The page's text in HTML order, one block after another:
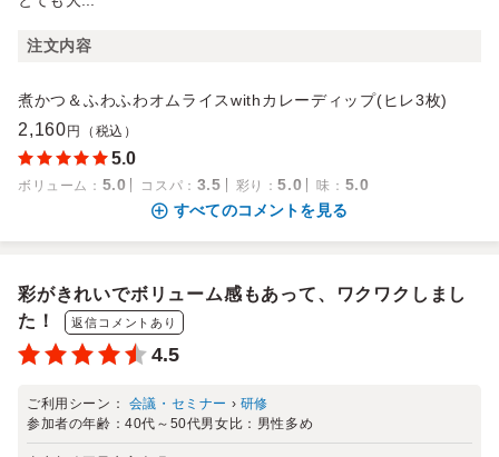
注文内容
煮かつ＆ふわふわオムライスwithカレーディップ(ヒレ3枚)
2,160 円（税込）
5.0
ボリューム ： 5.0 コスパ ： 3.5 彩り ：5.0 味 ： 5.0
すべてのコメントを見る
彩がきれいでボリューム感もあって、ワクワクしまし
た！
返信コメントあり
4.5
ご利用シーン： 会議・セミナー › 研修
参加者の年齢：40代～50代男女比： 男性多め